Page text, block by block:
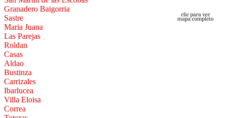
Granadero Baigorria
Sastre
Maria Juana
Las Parejas
Roldan
Casas
Aldao
Bustinza
Carrizales
Ibarlucea
Villa Eloisa
Correa